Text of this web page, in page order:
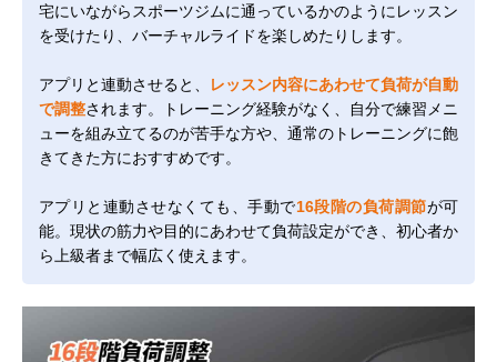
宅にいながらスポーツジムに通っているかのようにレッスン
を受けたり、バーチャルライドを楽しめたりします。
アプリと連動させると、
レッスン内容にあわせて負荷が自動
で調整されます。トレーニング経験がなく、自分で練習メニ
ューを組み立てるのが苦手な方や、通常のトレーニングに飽
きてきた方におすすめです。
アプリと連動させなくても、手動で16段階の負荷調節が可
能。現状の筋力や目的にあわせて負荷設定ができ、初心者か
ら上級者まで幅広く使えます。